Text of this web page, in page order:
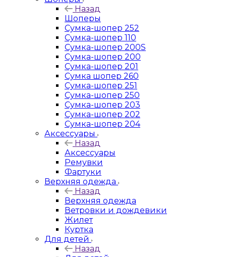
Назад
Шоперы
Сумка-шопер 252
Сумка-шопер 110
Сумка-шопер 200S
Сумка-шопер 200
Сумка-шопер 201
Сумка шопер 260
Сумка-шопер 251
Сумка-шопер 250
Сумка-шопер 203
Сумка-шопер 202
Сумка-шопер 204
Аксессуары
Назад
Аксессуары
Ремувки
Фартуки
Верхняя одежда
Назад
Верхняя одежда
Ветровки и дождевики
Жилет
Куртка
Для детей
Назад